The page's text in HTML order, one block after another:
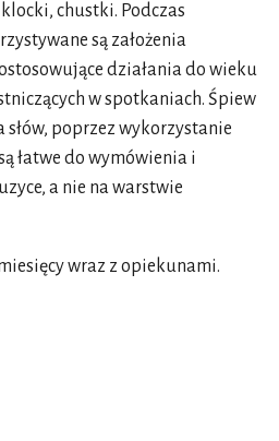
chustki. Podczas
są założenia
działania do wieku
w spotkaniach. Śpiew
poprzez wykorzystanie
łatwe do wymówienia i
a nie na warstwie
wraz z opiekunami.